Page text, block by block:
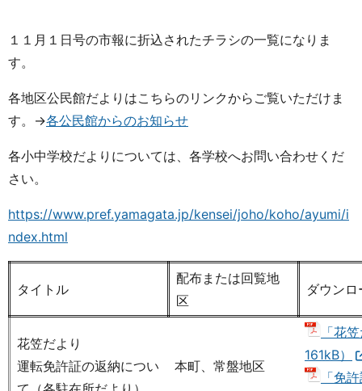
１１月１日号の市報に折込されたチラシの一覧になりま
す。
各地区公民館だよりはこちらのリンクからご覧いただけま
す。→各公民館からのお知らせ
各小中学校だよりについては、各学校へお問い合わせくだ
さい。
https://www.pref.yamagata.jp/kensei/joho/koho/ayumi/i
ndex.html
タイトル
配布または回覧地
区
ダウン
花笠だより
運転免許証の返納につい
本町、常盤地区
「花
161kB）
「免